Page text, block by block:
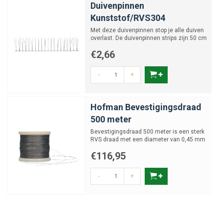
Duivenpinnen
Kunststof/RVS304
Met deze duivenpinnen stop je alle duiven
overlast. De duivenpinnen strips zijn 50 cm
€2,66
- +
Hofman Bevestigingsdraad
500 meter
Bevestigingsdraad 500 meter is een sterk
RVS draad met een diameter van 0,45 mm
€116,95
- +